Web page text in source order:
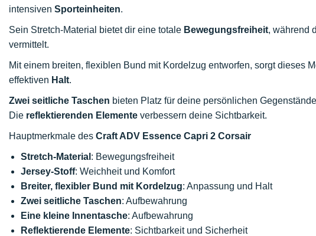
intensiven Sporteinheiten.
Sein Stretch-Material bietet dir eine totale Bewegungsfreiheit, während
vermittelt.
Mit einem breiten, flexiblen Bund mit Kordelzug entworfen, sorgt dieses
effektiven Halt.
Zwei seitliche Taschen bieten Platz für deine persönlichen
Die reflektierenden Elemente verbessern deine Sichtbarkeit.
Hauptmerkmale des Craft ADV Essence Capri 2 Corsair
Stretch-Material : Bewegungsfreiheit
Jersey-Stoff: Weichheit und Komfort
Breiter, flexibler Bund mit Kordelzug: Anpassung und Halt
Zwei seitliche Taschen: Aufbewahrung
Eine kleine Innentasche: Aufbewahrung
Reflektierende Elemente: Sichtbarkeit und Sicherheit